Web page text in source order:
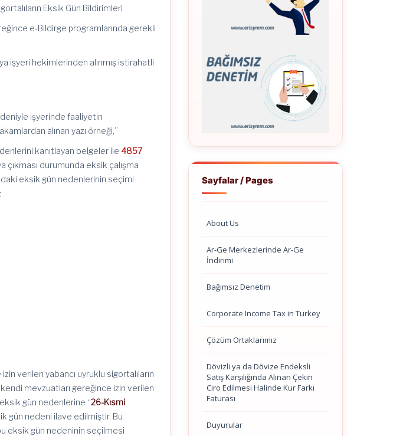
Eksik Gün Bildirimleri
e-Bildirge programlarında gerekli
işyeri hekimlerinden alınmış istirahatli
işyerinde faaliyetin
alınan yazı örneği,”
kanıtlayan belgeler ile 4857
çıkması durumunda eksik çalışma
eksik gün nedenlerinin seçimi
verilen yabancı uyruklu sigortalıların
mevzuatları gereğince izin verilen
gün nedenlerine “26-Kısmi
gün nedeni ilave edilmiştir. Bu
eksik gün nedeninin seçilmesi
Sayfalar / Pages
About Us
Ar-Ge Merkezlerinde Ar-Ge
İndirimi
Bağımsız Denetim
Corporate Income Tax in Turkey
Çözüm Ortaklarımız
Dövizli ya da Dövize Endeksli
Satış Karşılığında Alınan Çekin
Ciro Edilmesi Halinde Kur Farkı
Faturası
Duyurular